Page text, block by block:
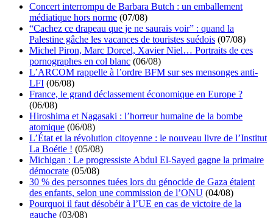
Concert interrompu de Barbara Butch : un emballement
médiatique hors norme (07/08)
“Cachez ce drapeau que je ne saurais voir” : quand la
Palestine gâche les vacances de touristes suédois (07/08)
Michel Piron, Marc Dorcel, Xavier Niel… Portraits de ces
pornographes en col blanc (06/08)
L’ARCOM rappelle à l’ordre BFM sur ses mensonges anti-
LFI (06/08)
France, le grand déclassement économique en Europe ?
(06/08)
Hiroshima et Nagasaki : l’horreur humaine de la bombe
atomique (06/08)
L’État et la révolution citoyenne : le nouveau livre de l’Institut
La Boétie ! (05/08)
Michigan : Le progressiste Abdul El-Sayed gagne la primaire
démocrate (05/08)
30 % des personnes tuées lors du génocide de Gaza étaient
des enfants, selon une commission de l’ONU (04/08)
Pourquoi il faut désobéir à l’UE en cas de victoire de la
gauche (03/08)